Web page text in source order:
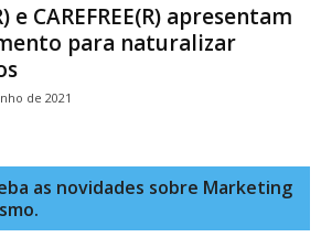
e CAREFREE(R) apresentam
para naturalizar
de 2021
as novidades sobre Marketing